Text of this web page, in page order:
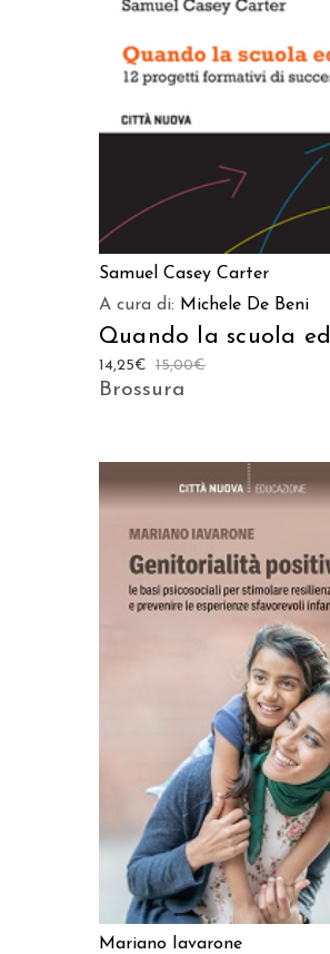
Samuel Casey Carter
A cura di: Michele De Beni
Quando la scuola
15,00€
14,25€
Brossura
AGGIUNGI AL CARRELLO
Mariano Iavarone